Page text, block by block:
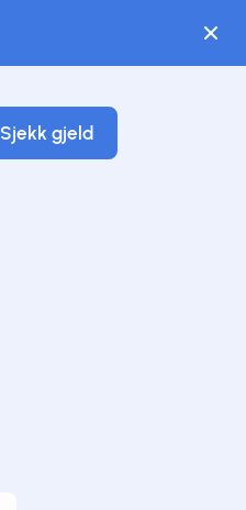
Sjekk gjeld